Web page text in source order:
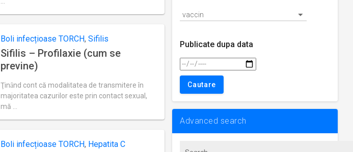
2018
Boli infecțioase TORCH,Sifilis
Sifilis – Profilaxie (cum se
previne)
Ţinȃnd cont că modalitatea de transmitere în
majoritatea cazurilor este prin contact sexual,
mă …
2018
Boli infecțioase TORCH, Hepatita C
Publicate dupa data
Advanced search